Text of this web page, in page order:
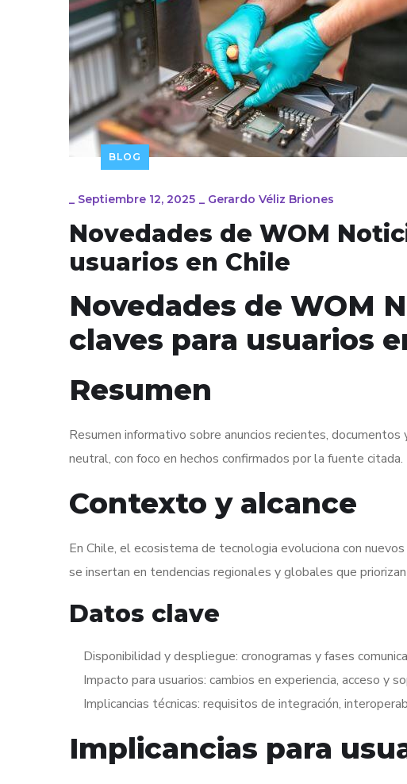
BLOG
_ Septiembre 12, 2025 _ Gerardo Véliz Briones
Novedades de WOM
usuarios en Chile
Novedades de WOM
claves para usuarios
Resumen
Resumen informativo sobre anuncios recientes,
neutral, con foco en hechos confirmados por la fuente citada.
Contexto y alcance
En Chile, el ecosistema de tecnologia evoluciona con
se insertan en tendencias regionales y globales que
Datos clave
Disponibilidad y despliegue: cronogramas y fases
Impacto para usuarios: cambios en experiencia, acceso y
Implicancias técnicas: requisitos de integración,
Implicancias para